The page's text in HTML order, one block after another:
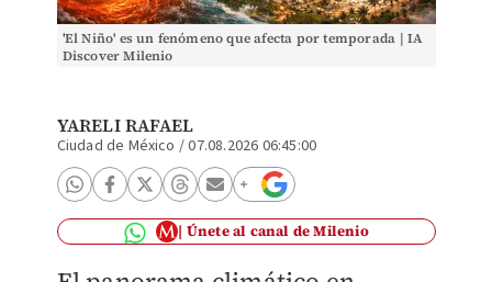
'El Niño' es un fenómeno que afecta por temporada | IA
Discover Milenio
YARELI RAFAEL
Ciudad de México /07.08.2026 06:45:00
Únete al canal de Milenio